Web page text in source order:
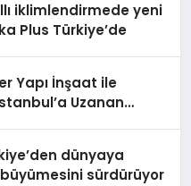
iklimlendirmede yeni
Plus Türkiye’de
Yapı İnşaat ile
Uzanan
dünyaya
sürdürüyor